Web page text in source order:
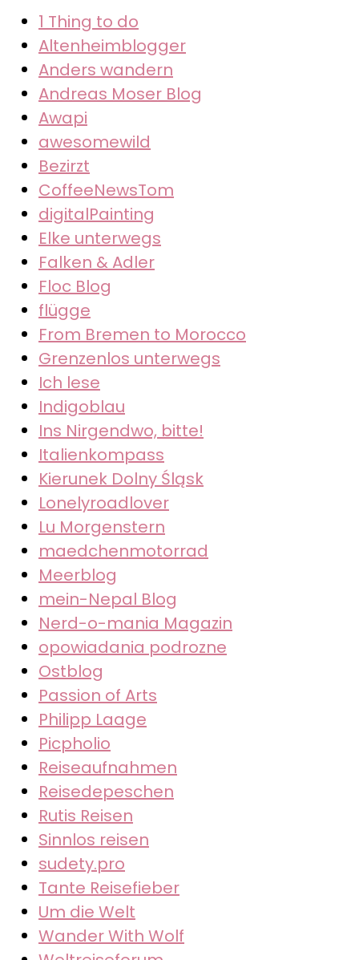
1 Thing to do
Altenheimblogger
Anders wandern
Andreas Moser Blog
Awapi
awesomewild
Bezirzt
CoffeeNewsTom
digitalPainting
Elke unterwegs
Falken & Adler
Floc Blog
flügge
From Bremen to Morocco
Grenzenlos unterwegs
Ich lese
Indigoblau
Ins Nirgendwo, bitte!
Italienkompass
Kierunek Dolny Śląsk
Lonelyroadlover
Lu Morgenstern
maedchenmotorrad
Meerblog
mein-Nepal Blog
Nerd-o-mania Magazin
opowiadania podrozne
Ostblog
Passion of Arts
Philipp Laage
Picpholio
Reiseaufnahmen
Reisedepeschen
Rutis Reisen
Sinnlos reisen
sudety.pro
Tante Reisefieber
Um die Welt
Wander With Wolf